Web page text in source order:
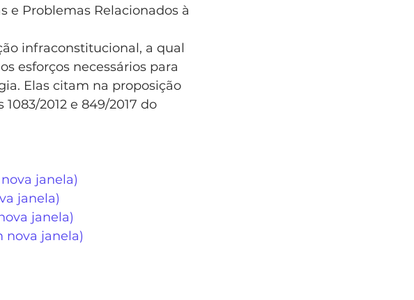
e Problemas Relacionados à
infraconstitucional, a qual
esforços necessários para
Elas citam na proposição
2012 e 849/2017 do
janela)
janela)
janela)
nova janela)